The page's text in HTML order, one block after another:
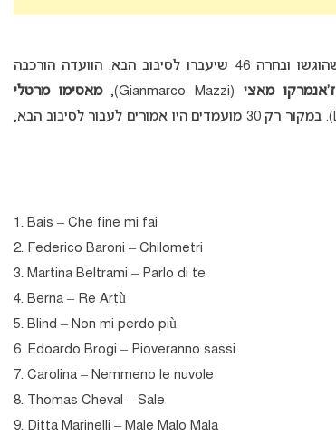
הוועדה האמנותית של סן רמו הקשיבה ליותר מ- 700 שירים שהוגשו ובחרה 46 שיעברו לסיבוב הבא. הוועדה הורכבה
ז’אנמרקו מאצי (Gianmarco Mazzi),
מאסימו מרטלי
(Leonardo De Amicis). במקור רק 30 מועמדים היו אמורים לעבור לסיבוב הבא,
1. Bais – Che fine mi fai
2. Federico Baroni – Chilometri
3. Martina Beltrami – Parlo di te
4. Berna – Re Artù
5. Blind – Non mi perdo più
6. Edoardo Brogi – Pioveranno sassi
7. Carolina – Nemmeno le nuvole
8. Thomas Cheval – Sale
9. Ditta Marinelli – Male Malo Mala